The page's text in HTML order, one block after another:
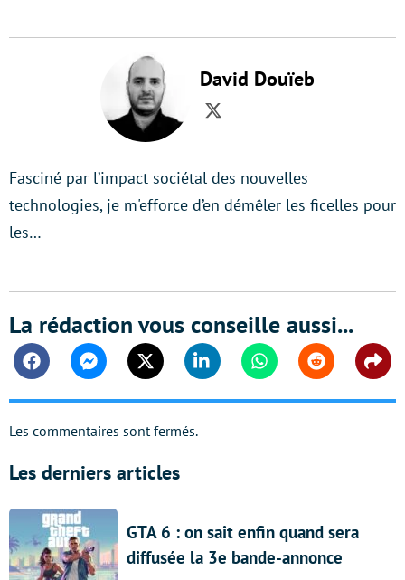
David Douïeb
Twitter
Fasciné par l’impact sociétal des nouvelles
technologies, je m'efforce d’en démêler les ficelles pour
les…
La rédaction vous conseille aussi...
FacebookMessengerTwitter Linkedin WhatsappReddit
Les commentaires sont fermés.
Les derniers articles
GTA 6 : on sait enfin quand sera
diffusée la 3e bande-annonce